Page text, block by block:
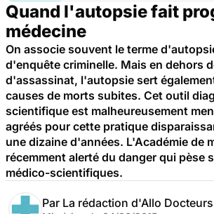
Quand l'autopsie fait
médecine
On associe souvent le terme
d'enquête criminelle. Mais en dehors
d'assassinat, l'autopsie sert
causes de morts subites. Cet outil
scientifique est malheureusement
agréés pour cette pratique
une dizaine d'années. L'Académie de
récemment alerté du danger qui pèse
médico-scientifiques.
Par La rédaction d'Allo Docteurs